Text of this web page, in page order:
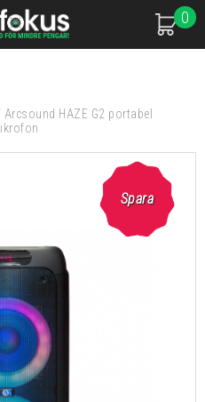
0
Arcsound HAZE G2 portabel
Spara